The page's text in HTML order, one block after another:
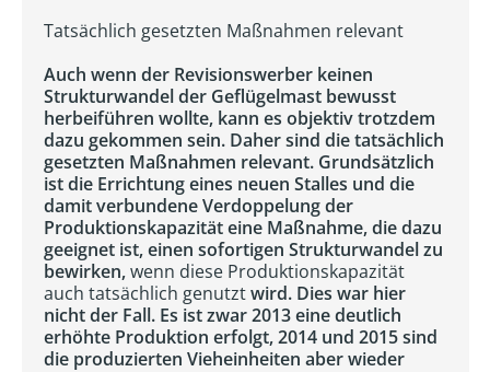
Tatsächlich gesetzten Maßnahmen relevant
Auch wenn der Revisionswerber keinen
Strukturwandel der Geflügelmast bewusst
herbeiführen wollte, kann es objektiv trotzdem
dazu gekommen sein. Daher sind die tatsächlich
gesetzten Maßnahmen relevant. Grundsätzlich
ist die Errichtung eines neuen Stalles und die
damit verbundene Verdoppelung der
Produktionskapazität eine Maßnahme, die dazu
geeignet ist, einen sofortigen Strukturwandel zu
bewirken,wenn diese Produktionskapazität
auch tatsächlich genutztwird. Dies war hier
nicht der Fall. Es ist zwar 2013 eine deutlich
erhöhte Produktion erfolgt, 2014 und 2015 sind
die produzierten Vieheinheiten aber wieder